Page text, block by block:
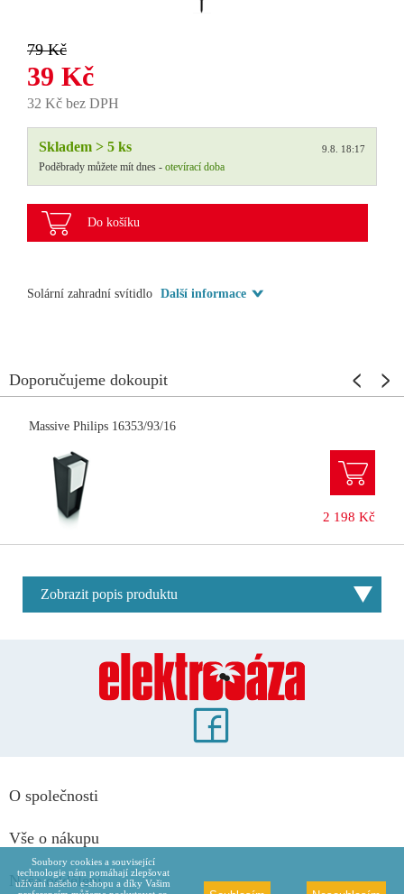
79 Kč
39 Kč
32 Kč bez DPH
Skladem > 5 ks 9.8. 18:17
Poděbrady můžete mít dnes - otevírací doba
Do košíku
Solární zahradní svítidlo Další informace
Doporučujeme dokoupit
Massive Philips 16353/93/16
2 198 Kč
Zobrazit popis produktu
O společnosti
Vše o nákupu
Naše oddělení
Soubory cookies a související
technologie nám pomáhají zlepšovat
užívání našeho e-shopu a díky Vašim